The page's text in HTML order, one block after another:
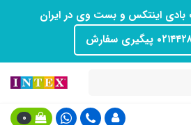
بادی اینتکس و بست وی در ایران
پیگیری سفارش
0